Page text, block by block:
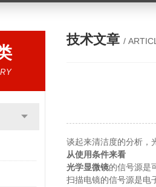
技术文章 /
谈起来清洁度的分析，
从使用条件来看
光学显微镜的信号源是
扫描电镜的信号源是电